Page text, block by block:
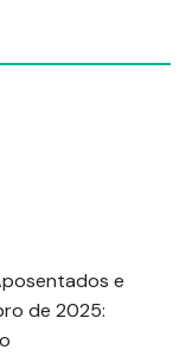
e
de 2025: